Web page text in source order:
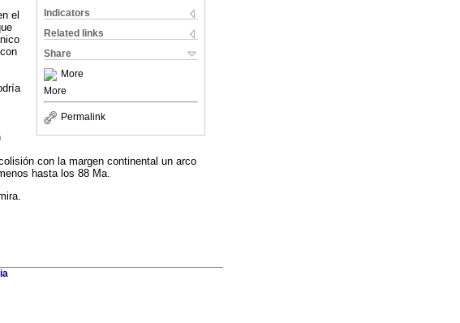
Indicators
Related links
Share
More
More
Permalink
el
con la margen continental un arco
hasta los 88 Ma.